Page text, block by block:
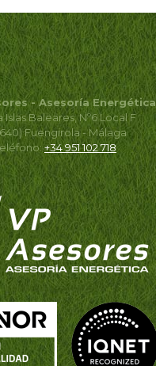
- Asesoría Energética
Islas Baleares, Nº6 Local F
Fuengirola - Málaga
+34 951 102 718